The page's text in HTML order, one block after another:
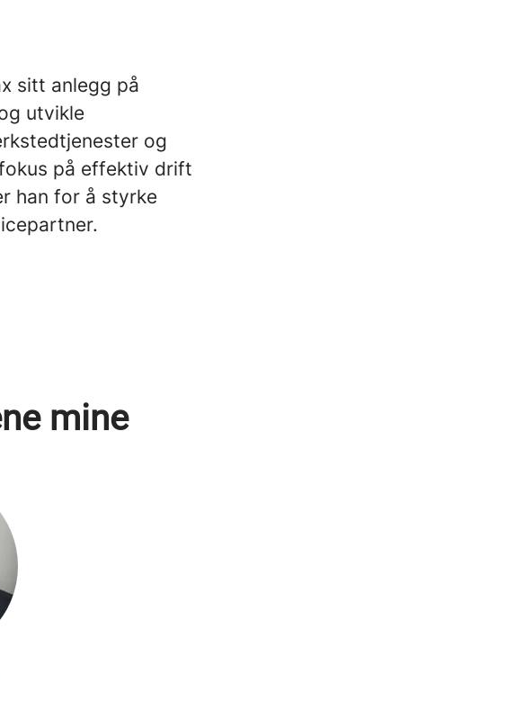
sitt anlegg på
utvikle
og
på effektiv drift
han for å styrke
mine